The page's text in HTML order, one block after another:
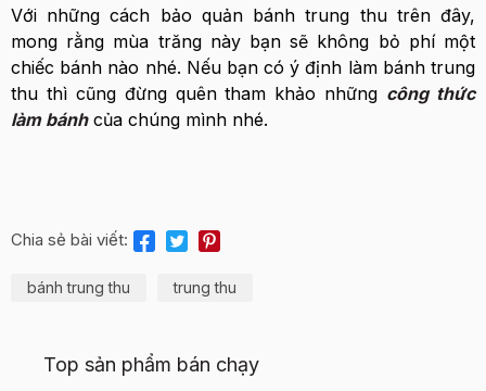
Với những cách bảo quản bánh trung thu trên đây,
mong rằng mùa trăng này bạn sẽ không bỏ phí một
chiếc bánh nào nhé. Nếu bạn có ý định làm bánh trung
thu thì cũng đừng quên tham khảo những công thức
làm bánhcủa chúng mình nhé.
Chia sẻ bài viết:
bánh trung thu trung thu
Top sản phẩm bán chạy